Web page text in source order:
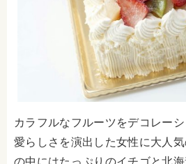
カラフルなフルーツをデコレー
愛らしさを演出した女性に大人